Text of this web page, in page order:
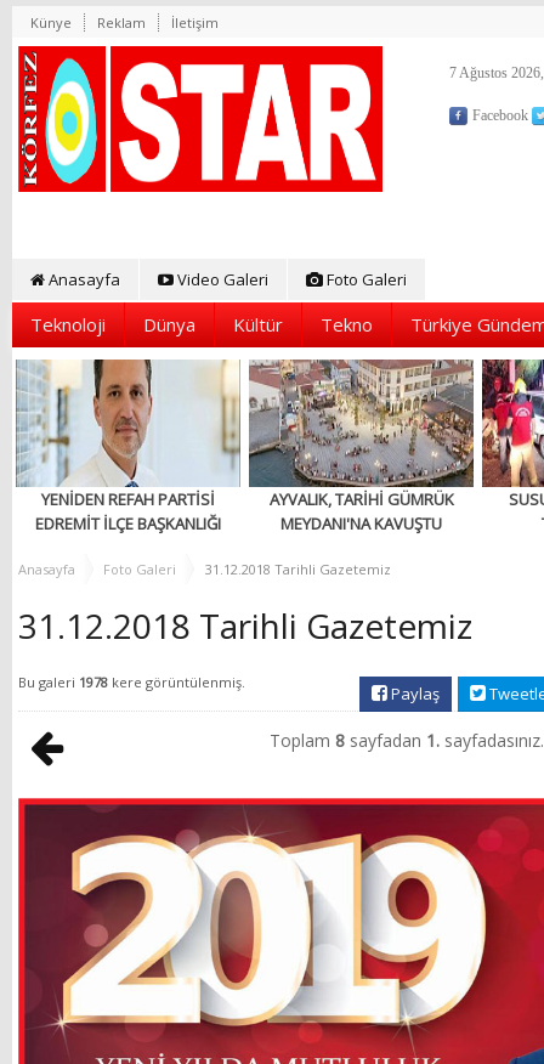
Künye Reklam İletişim
7 Ağustos
Facebook
Anasayfa Video Galeri Foto Galeri
Teknoloji Dünya Kültür Tekno Türkiye
YENİDEN REFAH PARTİSİ
EDREMİT İLÇE BAŞKANLIĞI
AÇILIYOR!
AYVALIK, TARİHİ GÜMRÜK
MEYDANI'NA KAVUŞTU
Anasayfa Foto Galeri 31.12.2018 Tarihli Gazetemiz
31.12.2018 Tarihli Gazetemiz
Bu galeri 1978 kere görüntülenmiş.
Paylaş
Toplam 8 sayfadan 1. sayfadasınız.